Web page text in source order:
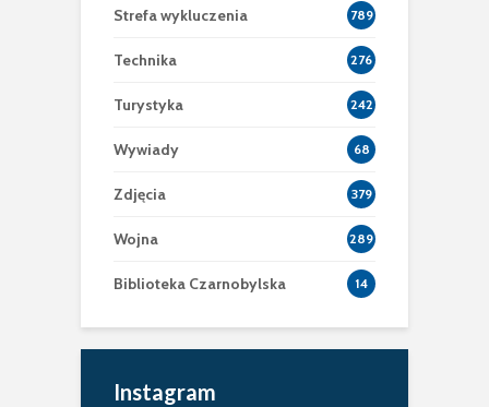
Strefa wykluczenia 789
Technika 276
Turystyka 242
Wywiady 68
Zdjęcia 379
Wojna 289
Biblioteka Czarnobylska 14
Instagram